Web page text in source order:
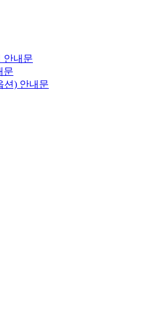
안내문
문
션) 안내문